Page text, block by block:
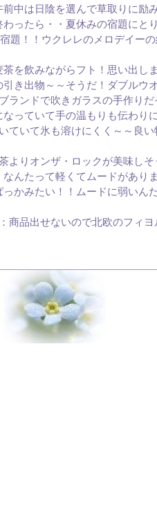
前中は日陰を選んで草取りに励
わったら・・夏休みの宿題にと
題！！ウクレレのメロデイー
茶を飲みながらフト！思い出し
き出物～～そうだ！ダブルウ
ランドで吹きガラスの手作りだ
なっていて手の温もりも伝わり
ていて氷も溶けにくく～～良
よりオンザ・ロックが美味しそ
なんたって軽くてムードがあり
っかみたい！！ムードに弱いん
商品出せないので北欧のフィヨ